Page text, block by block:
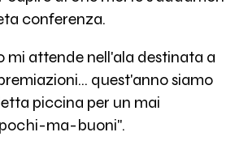
conferenza.
mi attende nell'ala destinata a
quest'anno siamo
piccina per un mai
ma-buoni".